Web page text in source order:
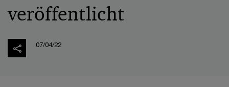
veröffentlicht
07/04/22